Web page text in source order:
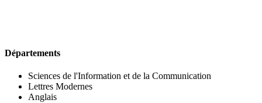
Départements
Sciences de l'Information et de la Communication
Lettres Modernes
Anglais